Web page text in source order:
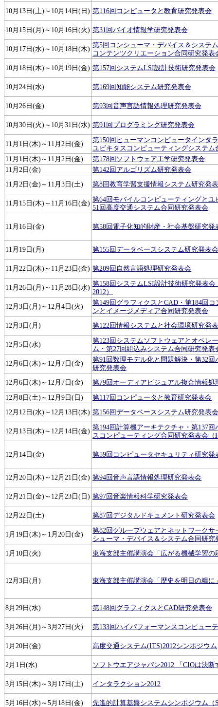
10月13日(土)～10月14日(日) 第116回コンピュータと教育研究発表会
10月15日(月)～10月16日(火) 第31回バイオ情報学研究発表会
10月17日(水)～10月18日(木)
第5回コンシューマ・デバイス＆システ
コンテンツクリエーション合同研究発表
10月18日(木)～10月19日(金) 第157回システムLSI設計技術研究発表会
10月24日(水) 第169回知能システム研究発表会
10月26日(金) 第93回音声言語情報処理研究発表会
10月30日(火)～10月31日(水) 第91回プログラミング研究発表会
11月1日(木)～11月2日(金)
第150回ヒューマンコンピュータインタ
ユビキタスコンピューティングシステム
11月1日(木)～11月2日(金)
第178回ソフトウェア工学研究発表会
11月2日(金)
第142回アルゴリズム研究発表会
11月2日(金)～11月3日(土)
第8回教育学習支援情報システム研究発
11月15日(木)～11月16日(金)
第64回モバイルコンピューティングとユ
51回高度交通システム合同研究発表会
11月16日(金) 第58回電子化知的財産・社会基盤研究発
11月19日(月) 第155回データベースシステム研究発表会
11月22日(木)～11月23日(金) 第209回自然言語処理研究発表会
11月26日(月)～11月28日(水)
第158回システムLSI設計技術研究発表
2012）
12月3日(月)～12月4日(火)
第149回グラフィクスとCAD・第184回
ンとイメージメディア合同研究発表会
12月3日(月)
第122回情報システムと社会環境研究発
12月5日(水)
第123回システムソフトウェアとオペレ
ム・第27回組込みシステム合同研究発表
12月6日(木)～12月7日(金)
第91回数理モデル化と問題解決・第32回
研究発表会
12月6日(木)～12月7日(金)
第79回オーディアビジュアル複合情報処
12月8日(土)～12月9日(日)
第117回コンピュータと教育研究発表会
12月12日(水)～12月13日(木) 第156回データベースシステム研究発表会
12月13日(木)～12月14日(金)
第194回計算機アーキテクチャ・第137
スコンピューティング合同研究発表会（
12月14日(金) 第59回コンピュータセキュリティ研究発
12月20日(木)～12月21日(金) 第94回音声言語情報処理研究発表会
12月21日(金)～12月23日(日) 第97回音楽情報科学研究発表会
12月22日(土) 第87回デジタルドキュメント研究発表会
1月19日(木)～1月20日(金)
第82回グループウェアとネットワークサ
シューマ・デバイス＆システム合同研究
1月10日(火)
東海支部主催講演会「広がる機械学習の
12月3日(月) 東海支部主催講演会「歴史を明日の糧に
8月29日(水) 第148回グラフィクスとCAD研究発表会
3月26日(月)～3月27日(火) 第133回ハイパフォーマンスコンピュー
1月20日(金) 高度交通システム(ITS)2012シンポジウム
2月1日(水) ソフトウエアジャパン2012 「CIOは決断
3月15日(木)～3月17日(土) インタラクション2012
5月16日(水)～5月18日(金) 先進的計算基盤システムシンポジウム（